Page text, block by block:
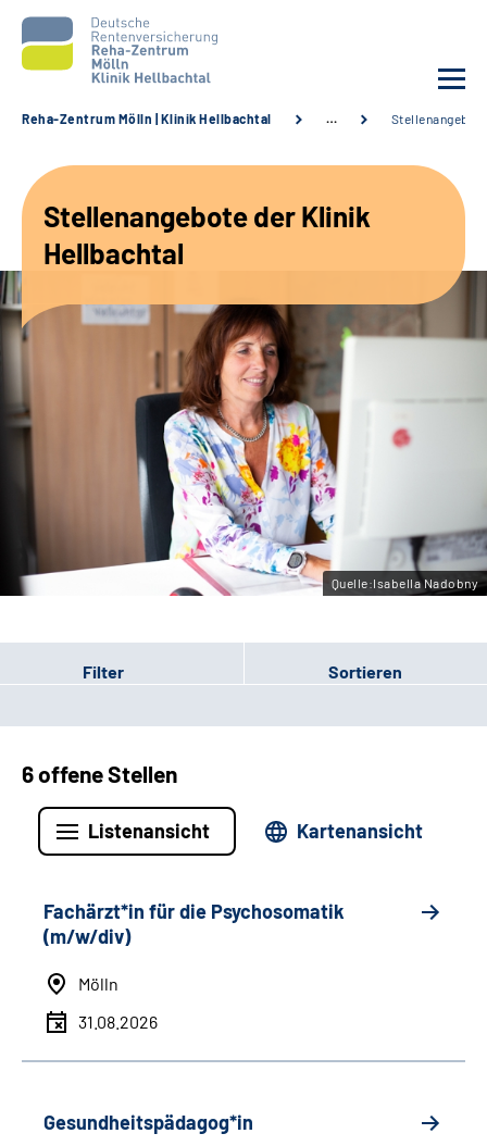
Unsere Angebote
Karriere
Sozialdienste & Zuweisende
Leichte Sprache
Gebärdensprache
Reha-Zentrum Mölln | Klinik Hellbachtal …
Stellenangebote der Klinik
Hellbachtal
Quelle:Isabella Nadobny
Filter Sortieren
6 offene Stellen
Listenansicht Kartenansicht
Fachärzt*in für die Psychosomatik
(m/w/div)
Mölln
31.08.2026
Gesundheitspädagog*in